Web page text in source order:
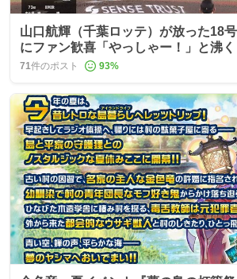
山口航輝（千葉ロッテ）が放った18
にファン歓喜「やっしゃー！」と沸く
71件のポスト 93%